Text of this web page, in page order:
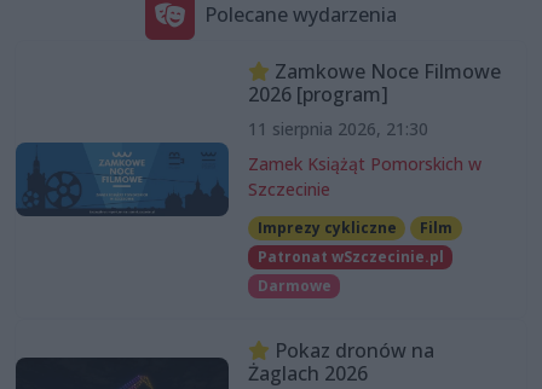
Polecane wydarzenia
Zamkowe Noce Filmowe
2026 [program]
11 sierpnia 2026, 21:30
Zamek Książąt Pomorskich w
Szczecinie
Imprezy cykliczne
Film
Patronat wSzczecinie.pl
Darmowe
Pokaz dronów na
Żaglach 2026